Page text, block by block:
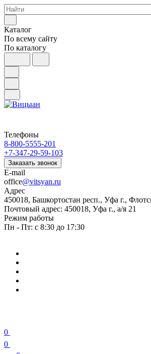
Каталог
По всему сайту
По каталогу
Телефоны
8-800-5555-201
+7-347-29-59-103
Заказать звонок
E-mail
office@vitsyan.ru
Адрес
450018, Башкортостан респ., Уфа г.,
Почтовый адрес: 450018, Уфа г., а/я 21
Режим работы
Пн - Пт: с 8:30 до 17:30
0
0